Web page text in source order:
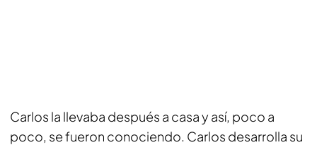
Carlos la llevaba después a casa y así, poco a
poco, se fueron conociendo. Carlos desarrolla su